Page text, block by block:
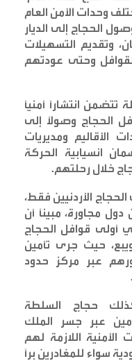
وحدات الأمن العام
الحجاج إلى الديار
وتقديم التسهيلات
وحتى عودتهم
تتضمن انتشاراً أمنياً
الحجاج وصولاً إلى
الأقاليم ومديريات
انسيابية الحركة
خلال رحلتهم.
الأردنيين فقط،
مجاورة، مبيناً أن
أولى قوافل الحجاج
حيث جرى تأمين
عبر مركز حدود
.
حجاج السلطة
وعرب الـ48 القادمين عبر جسر الملك
اللازمة لهم
سواء للمغادرين براً